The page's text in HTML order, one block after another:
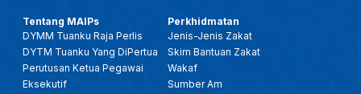
Tentang MAIPs
DYMM Tuanku Raja Perlis
DYTM Tuanku Yang DiPertua
Perutusan Ketua Pegawai
Eksekutif
Perkhidmatan
Jenis-Jenis Zakat
Skim Bantuan Zakat
Wakaf
Sumber Am